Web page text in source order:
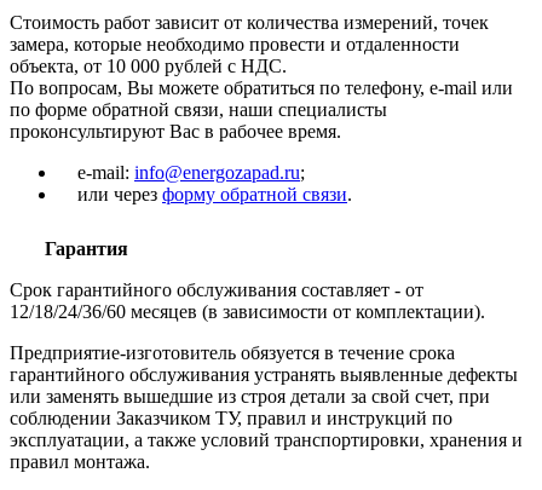
Стоимость работ зависит от количества измерений, точек
замера, которые необходимо провести и отдаленности
объекта, от 10 000 рублей с НДС.
По вопросам, Вы можете обратиться по телефону, e-mail или
по форме обратной связи, наши специалисты
проконсультируют Вас в рабочее время.
e-mail: info@energozapad.ru;
или через форму обратной связи.
Гарантия
Срок гарантийного обслуживания составляет - от
12/18/24/36/60 месяцев (в зависимости от комплектации).
Предприятие-изготовитель обязуется в течение срока
гарантийного обслуживания устранять выявленные дефекты
или заменять вышедшие из строя детали за свой счет, при
соблюдении Заказчиком ТУ, правил и инструкций по
эксплуатации, а также условий транспортировки, хранения и
правил монтажа.